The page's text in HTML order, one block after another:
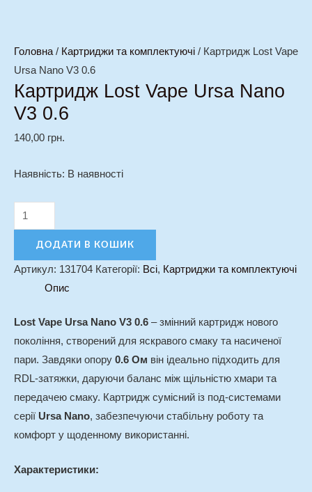
Головна/ Картриджи та комплектуючі / Картридж Lost Vape
Ursa Nano V3 0.6
Картридж Lost Vape Ursa Nano
V3 0.6
140,00 грн.
Наявність: В наявності
ДОДАТИ В КОШИК
Артикул: 131704 Категорії: Всі, Картриджи та комплектуючі
Опис
Lost Vape Ursa Nano V3 0.6 – змінний картридж нового
покоління, створений для яскравого смаку та насиченої
пари. Завдяки опору 0.6 Ом він ідеально підходить для
RDL-затяжки, даруючи баланс між щільністю хмари та
передачею смаку. Картридж сумісний із под-системами
серії Ursa Nano, забезпечуючи стабільну роботу та
комфорт у щоденному використанні.
Характеристики: